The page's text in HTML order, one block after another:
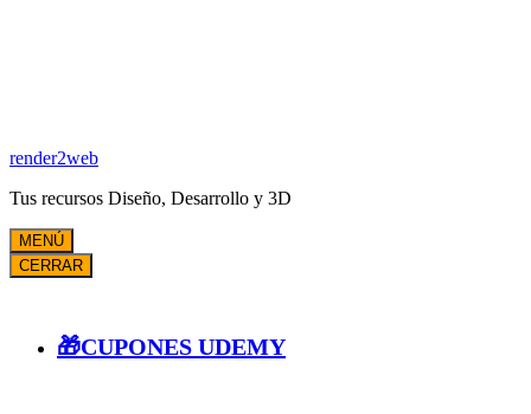
render2web
Tus recursos Diseño, Desarrollo y 3D
MENÚ
CERRAR
🎁CUPONES UDEMY